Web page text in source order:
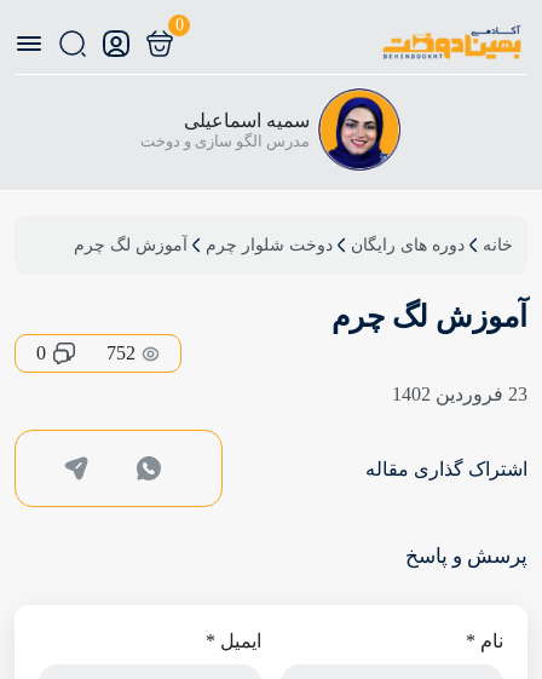
0
سمیه اسماعیلی
مدرس الگو سازی و دوخت
خانه دوره های رایگان دوخت شلوار چرم آموزش لگ چرم
آموزش لگ چرم
752
0
23 فروردین 1402
اشتراک گذاری مقاله
پرسش و پاسخ
نام * ایمیل *